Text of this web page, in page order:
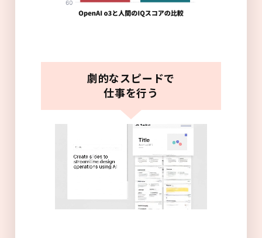
劇的なスピードで
仕事を行う